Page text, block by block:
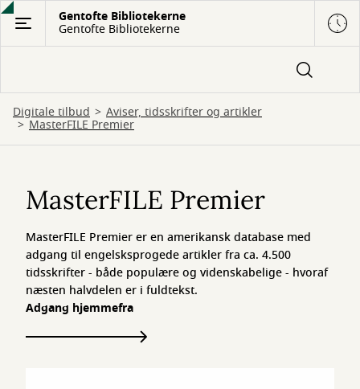
Gå
hovedindhold
Gentofte Bibliotekerne
Gentofte Bibliotekerne
Digitale tilbud Aviser, tidsskrifter og artikler
MasterFILE Premier
Premier
MasterFILE Premier
MasterFILE Premier er en amerikansk database med
adgang til engelsksprogede artikler fra ca. 4.500
tidsskrifter - både populære og videnskabelige - hvoraf
næsten halvdelen er i fuldtekst.
Adgang hjemmefra